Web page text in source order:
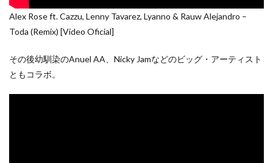
Alex Rose ft. Cazzu, Lenny Tavarez, Lyanno & Rauw Alejandro –
Toda (Remix) [Video Oficial]
その後幼馴染のAnuel AA、Nicky Jamなどのビッグ・アーティスト
ともコラボ。